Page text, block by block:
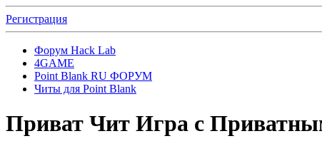
Регистрация
Форум Hack Lab
4GAME
Point Blank RU ФОРУМ
Читы для Point Blank
Приват Чит Игра с